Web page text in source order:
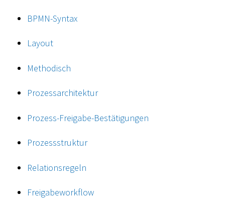
BPMN-Syntax
Layout
Methodisch
Prozessarchitektur
Prozess-Freigabe-Bestätigungen
Prozessstruktur
Relationsregeln
Freigabeworkflow